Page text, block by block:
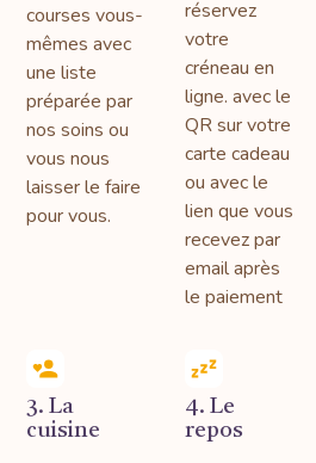
courses vous-
mêmes avec
une liste
préparée par
nos soins ou
vous nous
laisser le faire
pour vous.
réservez
votre
créneau en
ligne. avec le
QR sur votre
carte cadeau
ou avec le
lien que vous
recevez par
email après
le paiement
3. La
cuisine
4. Le
repos